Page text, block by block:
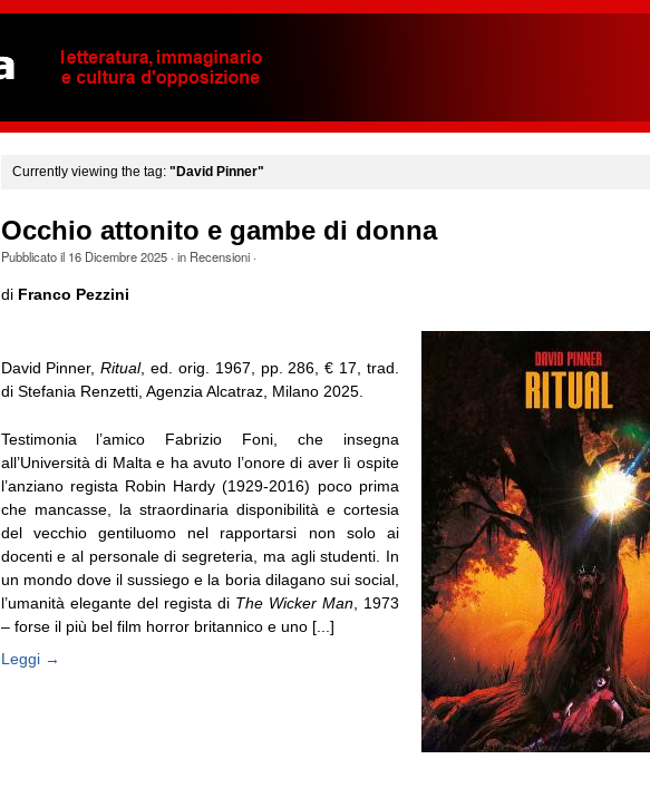
Currently viewing the tag: "David Pinner"
Occhio attonito e gambe di donna
Pubblicato il 16 Dicembre 2025· in Recensioni·
di Franco Pezzini
David Pinner,Ritual, ed. orig. 1967, pp. 286, € 17, trad.
di Stefania Renzetti, Agenzia Alcatraz, Milano 2025.
Testimonia l’amico Fabrizio Foni, che insegna
all’Università di Malta e ha avuto l’onore di aver lì ospite
l’anziano regista Robin Hardy (1929-2016) poco prima
che mancasse, la straordinaria disponibilità e cortesia
del vecchio gentiluomo nel rapportarsi non solo ai
docenti e al personale di segreteria, ma agli studenti. In
un mondo dove il sussiego e la boria dilagano sui social,
l’umanità elegante del regista di The Wicker Man, 1973
– forse il più bel film horror britannico e uno [...]
Leggi →